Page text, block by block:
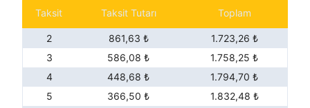
Taksit Taksit Tutarı Toplam
2 861,63 ₺
1.723,26 ₺
3
586,08 ₺
1.758,25 ₺
4
448,68 ₺
1.794,70 ₺
5
366,50 ₺
1.832,48 ₺